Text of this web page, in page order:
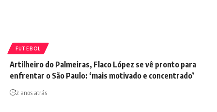
FUTEBOL
Artilheiro do Palmeiras, Flaco López se vê pronto para
enfrentar o São Paulo: ‘mais motivado e concentrado’
2 anos atrás